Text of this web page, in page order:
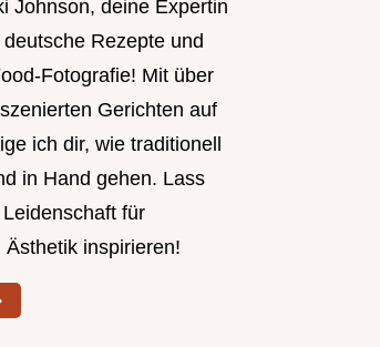
Johnson, deine Expertin
Rezepte und
Fotografie! Mit über
Gerichten auf
ich dir, wie traditionell
in Hand gehen. Lass
für
inspirieren!